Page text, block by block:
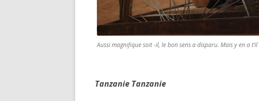
Aussi magnifique soit -il, le bon sens a disparu. Mais y en a t’il
Tanzanie Tanzanie